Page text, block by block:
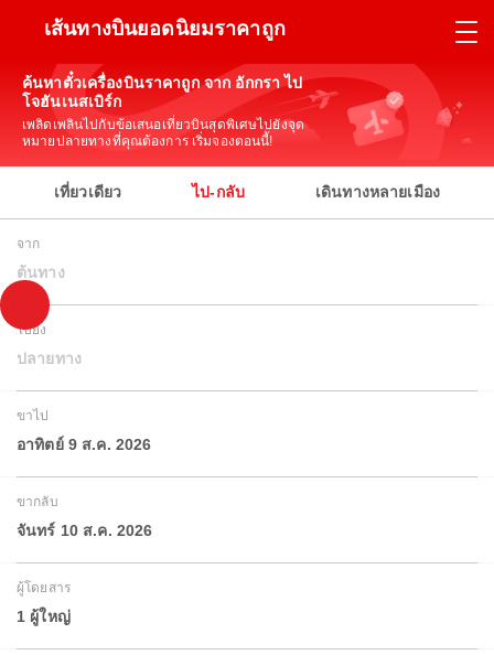
เส้นทางบินยอดนิยมราคาถูก
ค้นหาตั๋วเครื่องบินราคาถูก จาก อักกรา ไป
โจฮันเนสเบิร์ก
เพลิดเพลินไปกับข้อเสนอเที่ยวบินสุดพิเศษไปยังจุด
หมายปลายทางที่คุณต้องการ เริ่มจองตอนนี้!
เที่ยวเดียว ไป-กลับ เดินทางหลายเมือง
จาก
ต้นทาง
ไปยัง
ปลายทาง
ขาไป
อาทิตย์ 9 ส.ค. 2026
ขากลับ
จันทร์ 10 ส.ค. 2026
ผู้โดยสาร
1 ผู้ใหญ่